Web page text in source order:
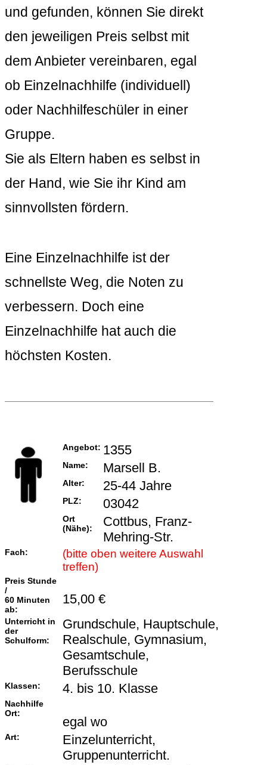
und gefunden, können Sie direkt
den jeweiligen Preis selbst mit
dem Anbieter vereinbaren, egal
ob Einzelnachhilfe (individuell)
oder Nachhilfeschüler in einer
Gruppe.
Sie als Eltern haben es selbst in
der Hand, wie Sie ihr Kind am
sinnvollsten fördern.
Eine Einzelnachhilfe ist der
schnellste Weg, die Noten zu
verbessern. Doch eine
Einzelnachhilfe hat auch die
höchsten Kosten.
Angebot: 1355
Name: Marsell B.
Alter: 25-44 Jahre
PLZ: 03042
Ort
(Nähe):
Cottbus, Franz-
Mehring-Str.
Fach:
(bitte oben weitere Auswahl
treffen)
Preis Stunde
/
60 Minuten
ab:
15,00 €
Unterricht in
der
Schulform:
Grundschule, Hauptschule,
Realschule, Gymnasium,
Gesamtschule,
Berufsschule
Klassen: 4. bis 10. Klasse
Nachhilfe
Ort:
egal wo
Art:
Einzelunterricht,
Gruppenunterricht.